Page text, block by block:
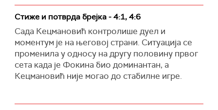
Стиже и потврда брејка - 4:1, 4:6
Сада Кецмановић контролише дуел и
моментум је на његовој страни. Ситуација се
променила у односу на другу половину првог
сета када је Фокина био доминантан, а
Кецмановић није могао до стабилне игре.